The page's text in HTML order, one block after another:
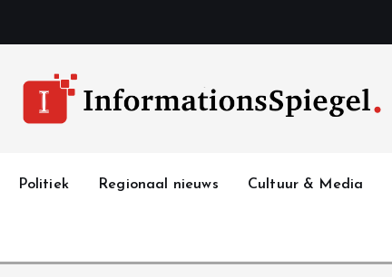
Politiek Regionaal nieuws Cultuur & Media